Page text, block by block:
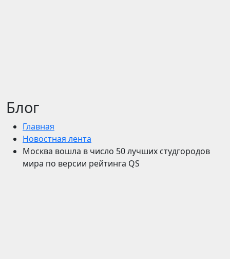
Блог
Главная
Новостная лента
Москва вошла в число 50 лучших студгородов
мира по версии рейтинга QS